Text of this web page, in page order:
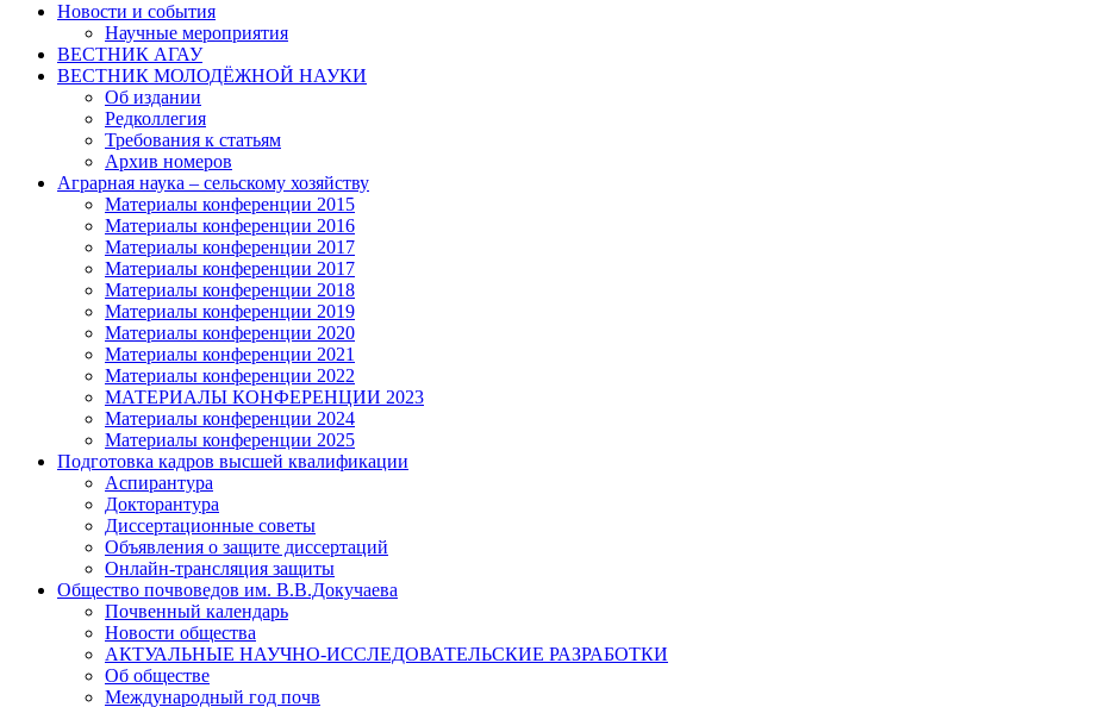
Новости и события
Научные мероприятия
ВЕСТНИК АГАУ
ВЕСТНИК МОЛОДЁЖНОЙ НАУКИ
Об издании
Редколлегия
Требования к статьям
Архив номеров
Аграрная наука – сельскому хозяйству
Материалы конференции 2015
Материалы конференции 2016
Материалы конференции 2017
Материалы конференции 2017
Материалы конференции 2018
Материалы конференции 2019
Материалы конференции 2020
Материалы конференции 2021
Материалы конференции 2022
МАТЕРИАЛЫ КОНФЕРЕНЦИИ 2023
Материалы конференции 2024
Материалы конференции 2025
Подготовка кадров высшей квалификации
Аспирантура
Докторантура
Диссертационные советы
Объявления о защите диссертаций
Онлайн-трансляция защиты
Общество почвоведов им. В.В.Докучаева
Почвенный календарь
Новости общества
АКТУАЛЬНЫЕ НАУЧНО-ИССЛЕДОВАТЕЛЬСКИЕ РАЗРАБОТКИ
Об обществе
Международный год почв